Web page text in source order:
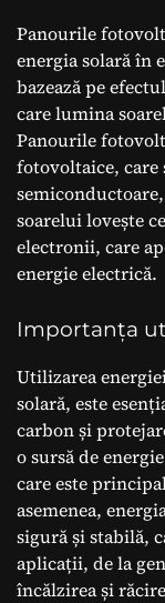
Panourile
energia solară în
bazează pe
care lumina
Panourile
fotovoltaice,
soarelui lovește
electronii, care
energie electrică.
Importanța
Utilizarea
solară, este
carbon și
o sursă de
care este
asemenea,
sigură și stabilă,
aplicații, de la
încălzirea și